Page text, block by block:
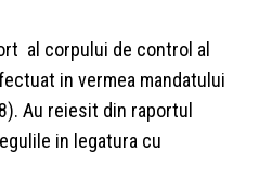
al corpului de control al
in vermea mandatului
Au reiesit din raportul
in legatura cu